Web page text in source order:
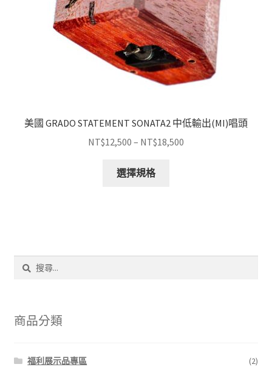
品
頁
面
選
擇
選
美國 GRADO STATEMENT SONATA2 中低輸出(MI)唱頭
NT$12,500 – NT$18,500
選擇規格
款
字:
商品分類
福利展示品專區
(2)